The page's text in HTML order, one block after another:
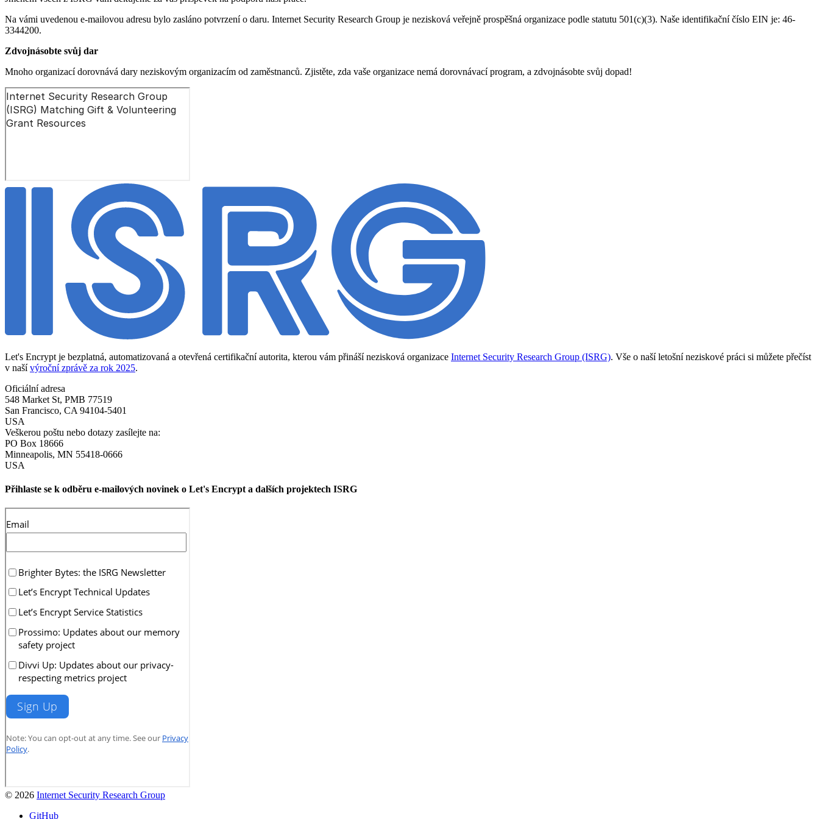
Na vámi uvedenou e-mailovou adresu bylo zasláno potvrzení o daru. Internet Security Research Group je nezisková veřejně prospěšná organizace podle statutu 501(c)(3). Naše identifikační číslo EIN je: 46-
3344200.
Zdvojnásobte svůj dar
Mnoho organizací dorovnává dary neziskovým organizacím od zaměstnanců. Zjistěte, zda vaše organizace nemá dorovnávací program, a zdvojnásobte svůj dopad!
Let's Encrypt je bezplatná, automatizovaná a otevřená certifikační autorita, kterou vám přináší nezisková organizace Internet Security Research Group (ISRG). Vše o naší letošní neziskové práci si můžete přečíst
v našívýroční zprávě za rok 2025.
Oficiální adresa
548 Market St, PMB 77519
San Francisco, CA 94104-5401
USA
Veškerou poštu nebo dotazy zasílejte na:
PO Box 18666
Minneapolis, MN 55418-0666
USA
Přihlaste se k odběru e-mailových novinek o Let's Encrypt a dalších projektech ISRG
© 2026 Internet Security Research Group
GitHub